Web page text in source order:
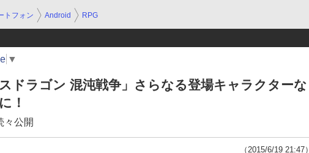
トフォン Android RPG
▼
スドラゴン 混沌戦争」さらなる登場キャラクターな
！
々公開
（2015/6/19 21:47）